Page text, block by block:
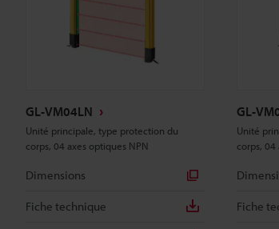
GL-VM04LN
Unité principale, type protection du
corps, 04 axes optiques NPN
Dimensions
Fiche technique
GL-
Unité
corps, 04
Fiche